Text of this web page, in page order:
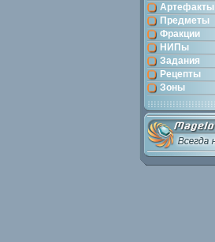
Артефакты
Предметы
Фракции
НИПы
Задания
Рецепты
Зоны